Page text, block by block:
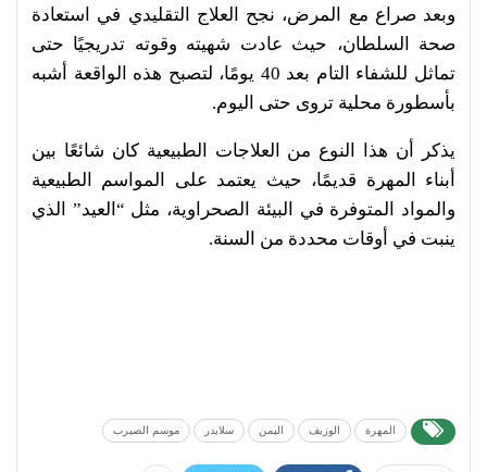
وبعد صراع مع المرض، نجح العلاج التقليدي في استعادة
صحة السلطان، حيث عادت شهيته وقوته تدريجيًا حتى
تماثل للشفاء التام بعد 40 يومًا، لتصبح هذه الواقعة أشبه
بأسطورة محلية تروى حتى اليوم.
يذكر أن هذا النوع من العلاجات الطبيعية كان شائعًا بين
أبناء المهرة قديمًا، حيث يعتمد على المواسم الطبيعية
والمواد المتوفرة في البيئة الصحراوية، مثل “العيد” الذي
ينبت في أوقات محددة من السنة.
المهرة الوزيف اليمن سلايدر موسم الصيرب